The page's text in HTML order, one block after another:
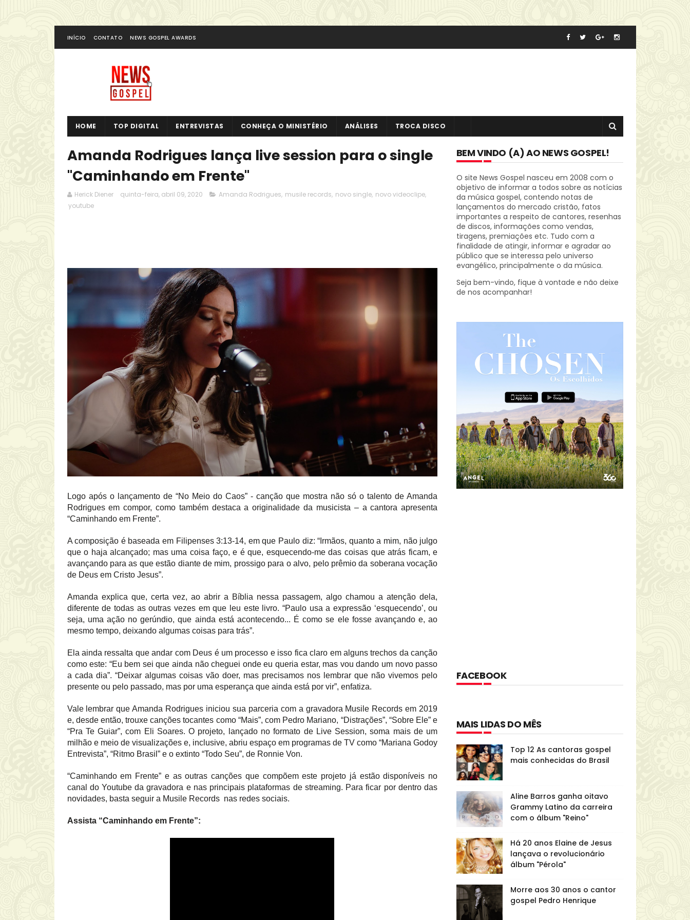
INÍCIO CONTATO NEWS GOSPEL AWARDS
HOME TOP DIGITAL ENTREVISTAS CONHEÇA O MINISTÉRIO ANÁLISES TROCA DISCO
Amanda Rodrigues lança live session para o single
"Caminhando em Frente"
Herick Diener quinta-feira, abril 09, 2020 Amanda Rodrigues, musile records, novo single, novo videoclipe,
youtube
Logo após o lançamento de “No Meio do Caos” - canção que mostra não só o talento de Amanda
Rodrigues em compor, como também destaca a originalidade da musicista – a cantora apresenta
“Caminhando em Frente”.
A composição é baseada em Filipenses 3:13-14, em que Paulo diz: “Irmãos, quanto a mim, não julgo
que o haja alcançado; mas uma coisa faço, e é que, esquecendo-me das coisas que atrás ficam, e
avançando para as que estão diante de mim, prossigo para o alvo, pelo prêmio da soberana vocação
de Deus em Cristo Jesus”.
Amanda explica que, certa vez, ao abrir a Bíblia nessa passagem, algo chamou a atenção dela,
diferente de todas as outras vezes em que leu este livro. “Paulo usa a expressão ‘esquecendo’, ou
seja, uma ação no gerúndio, que ainda está acontecendo... É como se ele fosse avançando e, ao
mesmo tempo, deixando algumas coisas para trás”.
Ela ainda ressalta que andar com Deus é um processo e isso fica claro em alguns trechos da canção
como este: “Eu bem sei que ainda não cheguei onde eu queria estar, mas vou dando um novo passo
a cada dia”. “Deixar algumas coisas vão doer, mas precisamos nos lembrar que não vivemos pelo
presente ou pelo passado, mas por uma esperança que ainda está por vir”, enfatiza.
Vale lembrar que Amanda Rodrigues iniciou sua parceria com a gravadora Musile Records em 2019
e, desde então, trouxe canções tocantes como “Mais”, com Pedro Mariano, “Distrações”, “Sobre Ele” e
“Pra Te Guiar”, com Eli Soares. O projeto, lançado no formato de Live Session, soma mais de um
milhão e meio de visualizações e, inclusive, abriu espaço em programas de TV como “Mariana Godoy
Entrevista”, “Ritmo Brasil” e o extinto “Todo Seu”, de Ronnie Von.
“Caminhando em Frente” e as outras canções que compõem este projeto já estão disponíveis no
canal do Youtube da gravadora e nas principais plataformas de streaming. Para ficar por dentro das
novidades, basta seguir a Musile Records nas redes sociais.
Assista “Caminhando em Frente”:
BEM VINDO (A) AO NEWS GOSPEL!
O site News Gospel nasceu em 2008 com o
objetivo de informar a todos sobre as notícias
da música gospel, contendo notas de
lançamentos do mercado cristão, fatos
importantes a respeito de cantores, resenhas
de discos, informações como vendas,
tiragens, premiações etc. Tudo com a
finalidade de atingir, informar e agradar ao
público que se interessa pelo universo
evangélico, principalmente o da música.
Seja bem-vindo, fique à vontade e não deixe
de nos acompanhar!
FACEBOOK
MAIS LIDAS DO MÊS
Top 12 As cantoras gospel
mais conhecidas do Brasil
Aline Barros ganha oitavo
Grammy Latino da carreira
com o álbum "Reino"
Há 20 anos Elaine de Jesus
lançava o revolucionário
álbum "Pérola"
Morre aos 30 anos o cantor
gospel Pedro Henrique